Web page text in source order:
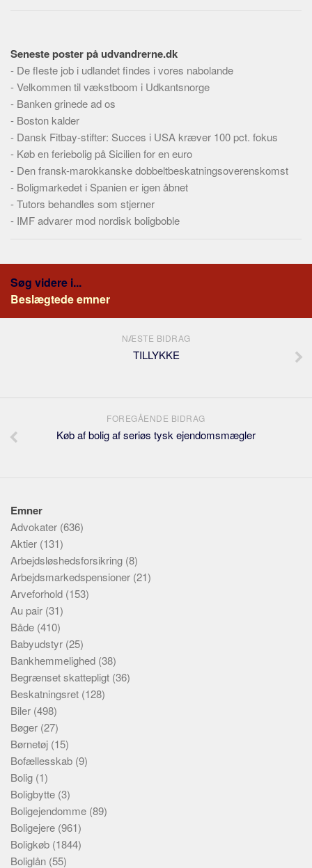
Webstedet
Forhistorien
Redigering
Tekstannoncer
Bannere
Hjælp
Seneste poster på udvandrerne.dk
- De fleste job i udlandet findes i vores nabolande
-Velkommen til vækstboom i Udkantsnorge
- Banken grinede ad os
- Boston kalder
- Dansk Fitbay-stifter: Succes i USA kræver 100 pct. fokus
- Køb en feriebolig på Sicilien for en euro
- Den fransk-marokkanske dobbeltbeskatningsoverenskomst
- Boligmarkedet i Spanien er igen åbnet
-Tutors behandles som stjerner
- IMF advarer mod nordisk boligboble
Søg videre i...
Beslægtede emner
NÆSTE BIDRAG
TILLYKKE
FOREGÅENDE BIDRAG
Køb af bolig af seriøs tysk ejendomsmægler
Emner
Advokater (636)
Aktier (131)
Arbejdsløshedsforsikring (8)
Arbejdsmarkedspensioner (21)
Arveforhold (153)
Au pair (31)
Både (410)
Babyudstyr (25)
Bankhemmelighed (38)
Begrænset skattepligt (36)
Beskatningsret (128)
Biler (498)
Bøger (27)
Børnetøj (15)
Bofællesskab (9)
Bolig (1)
Boligbytte (3)
Boligejendomme (89)
Boligejere (961)
Boligkøb (1844)
Boliglån (55)